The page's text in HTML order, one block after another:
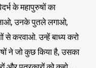
के महापुरुषों का
उनके पुतले लगाओ,
से करवाओ. उन्हें बाध्य करो
ने जो कुछ किया है, उसका